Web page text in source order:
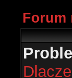
Forum